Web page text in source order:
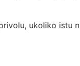
ukoliko istu